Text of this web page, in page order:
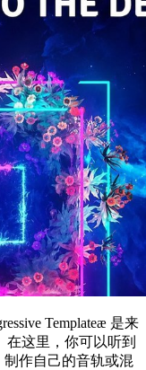
Templateæ 是来
在这里，你可以听到
作自己的音轨或混